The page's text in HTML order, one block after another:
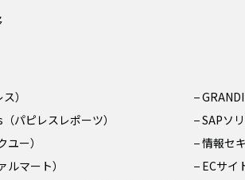
）
パピレスレポーツ）
ー）
マート）
SAPソ
情報セ
ECサイ